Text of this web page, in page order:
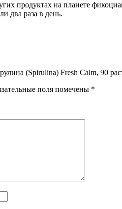
продуктах на планете
два раза в день.
(Spirulina) Fresh Calm, 90
поля помечены *